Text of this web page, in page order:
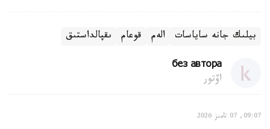
بيلىك جانە ساياسات الەم قوعام ىقپالداستىق
без автора
اۆتور
09:07, 07 تامىز 2026